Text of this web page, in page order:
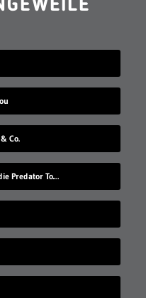
Co.
Xavi, Van Persie & Co. gegen die Predator Todeszonen